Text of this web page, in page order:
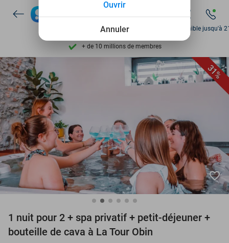
Découvrez + de 15.000 deals
+ de 10 millions de membres
basé sur206 187 avis
Découvrez + de 15.000 deals
+ de 10 millions de membres
Disponible jusqu'à
31%
favorite_border
1 nuit pour 2 + spa privatif + petit-déjeuner +
bouteille de cava à La Tour Obin
Annuler
Ouvrir